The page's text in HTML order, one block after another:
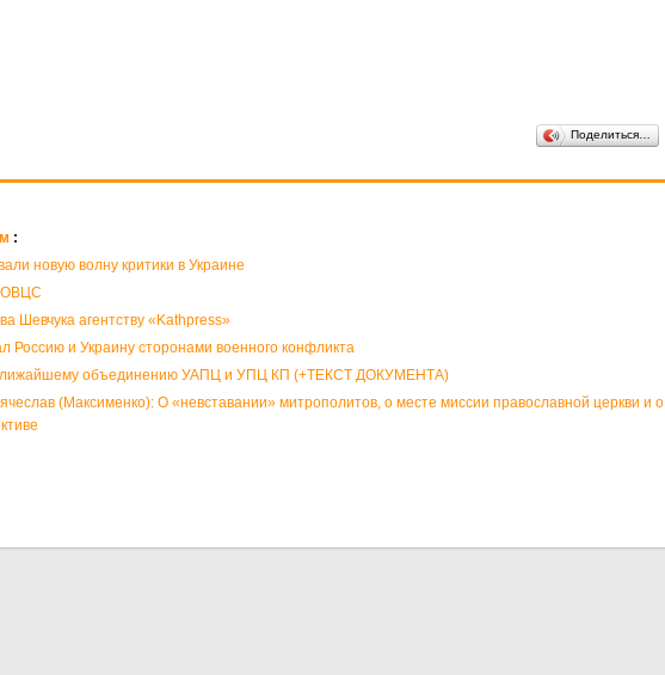
Поделиться…
:
новую волну критики в Украине
ОВЦС
Шевчука агентству «Kathpress»
Россию и Украину сторонами военного конфликта
ближайшему объединению УАПЦ и УПЦ КП (+ТЕКСТ ДОКУМЕНТА)
(Максименко): О «невставании» митрополитов, о месте миссии православной церкви и о